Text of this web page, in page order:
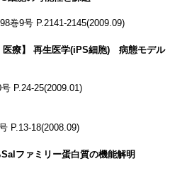
巻9号 P.2141-2145(2009.09)
医療】 再生医学(iPS細胞) 病態モデル
P.24-25(2009.01)
P.13-18(2008.09)
ファミリー蛋白質の機能解明